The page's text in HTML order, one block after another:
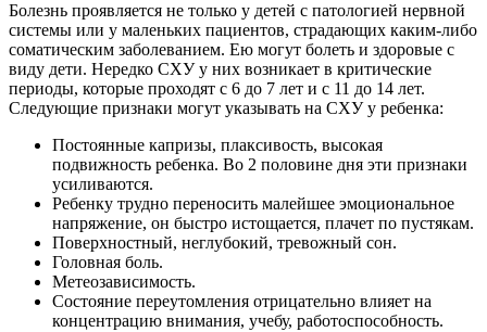
Болезнь проявляется не только у детей с патологией нервной
системы или у маленьких пациентов, страдающих каким-либо
соматическим заболеванием. Ею могут болеть и здоровые с
виду дети. Нередко СХУ у них возникает в критические
периоды, которые проходят с 6 до 7 лет и с 11 до 14 лет.
Следующие признаки могут указывать на СХУ у ребенка:
Постоянные капризы, плаксивость, высокая
подвижность ребенка. Во 2 половине дня эти признаки
усиливаются.
Ребенку трудно переносить малейшее эмоциональное
напряжение, он быстро истощается, плачет по пустякам.
Поверхностный, неглубокий, тревожный сон.
Головная боль.
Метеозависимость.
Состояние переутомления отрицательно влияет на
концентрацию внимания, учебу, работоспособность.